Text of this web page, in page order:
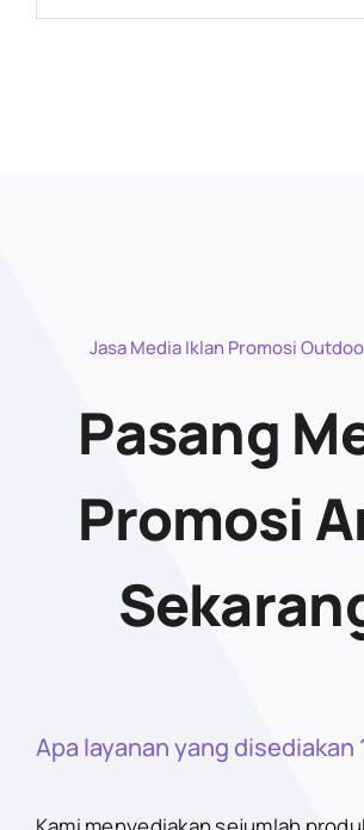
Jasa Media Iklan Promosi
Pasang
Promosi
Apa layanan yang disediakan